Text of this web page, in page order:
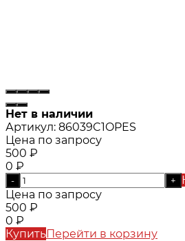
Нет в наличии
Артикул: 86039C1OPES
Цена по запросу
500 ₽
0 ₽
- +
Цена по запросу
500 ₽
0 ₽
КупитьПерейти в корзину